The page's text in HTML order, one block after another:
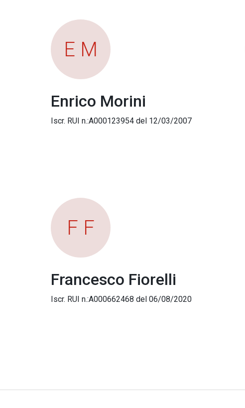
E M
Enrico Morini
Iscr. RUI n.:A000123954 del 12/03/2007
F F
Francesco Fiorelli
Iscr. RUI n.:A000662468 del 06/08/2020